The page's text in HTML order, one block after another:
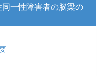
一性障害者の脳梁の